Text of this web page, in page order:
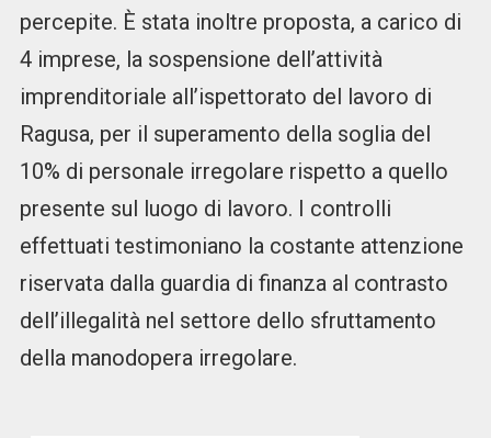
percepite. È stata inoltre proposta, a carico di
4 imprese, la sospensione dell’attività
imprenditoriale all’ispettorato del lavoro di
Ragusa, per il superamento della soglia del
10% di personale irregolare rispetto a quello
presente sul luogo di lavoro. I controlli
effettuati testimoniano la costante attenzione
riservata dalla guardia di finanza al contrasto
dell’illegalità nel settore dello sfruttamento
della manodopera irregolare.